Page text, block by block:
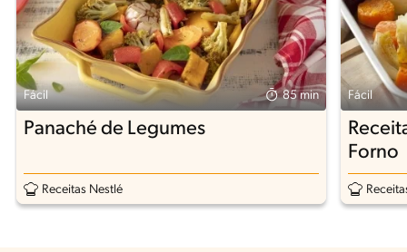
Fácil 85 min
Panaché de Legumes
Receitas Nestlé
Fácil
Forno